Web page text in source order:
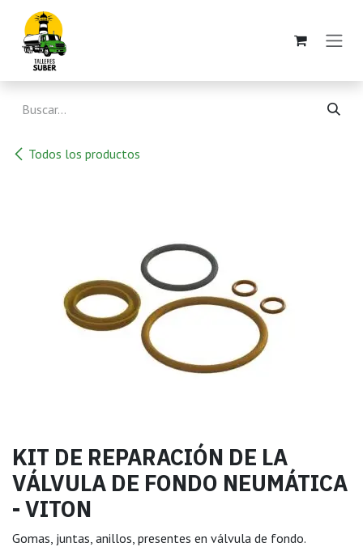
Ir al contenido
Todos los productos
KIT DE REPARACIÓN DE LA
VÁLVULA DE FONDO NEUMÁTICA
- VITON
Gomas, juntas, anillos, presentes en válvula de fondo.